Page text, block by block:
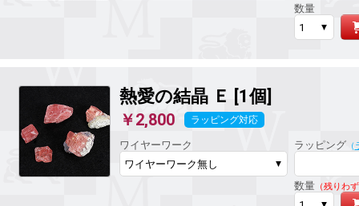
数量
熱愛の結晶 Ｅ [1個]
￥2,800 ラッピング対応
ワイヤーワーク ラッピング （
数量（残りわ